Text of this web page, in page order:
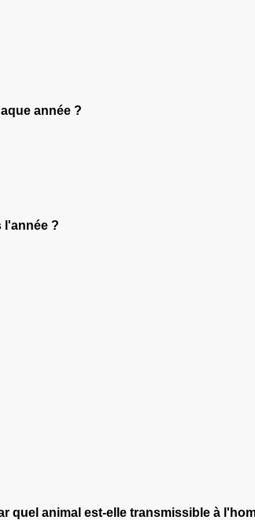
année ?
l'année ?
quel animal est-elle transmissible à